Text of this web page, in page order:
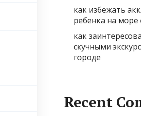
как избежать
ребенка на море
как
скучными
городе
Recent